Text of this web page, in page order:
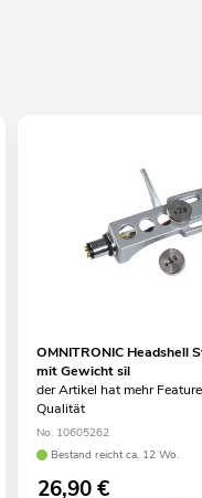
OMNITRONIC Headshell
mit Gewicht sil
der Artikel hat mehr
Qualität
No. 10605262
Bestand reicht ca. 12 Wo.
26,90€